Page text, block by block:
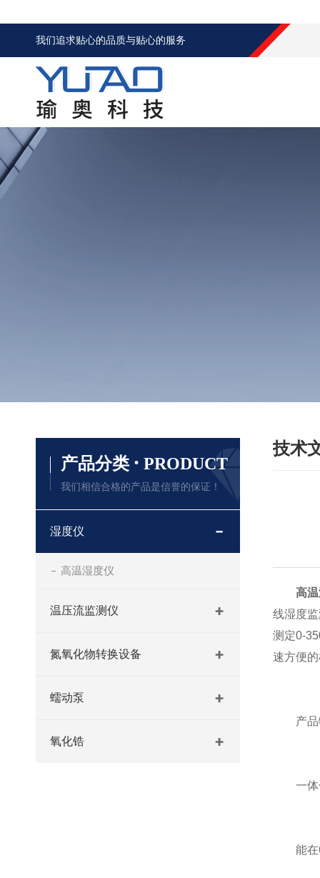
我们追求贴心的品质与贴心的服务
产品分类 · PRODUCT
我们相信合格的产品是信誉的保证！
湿度仪
高温湿度仪
温压流监测仪
氮氧化物转换设备
蠕动泵
氧化锆
技术
高
线湿度
测定0-
速方便
产品
一体化
能在